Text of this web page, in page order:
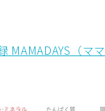
MAMADAYS（マ